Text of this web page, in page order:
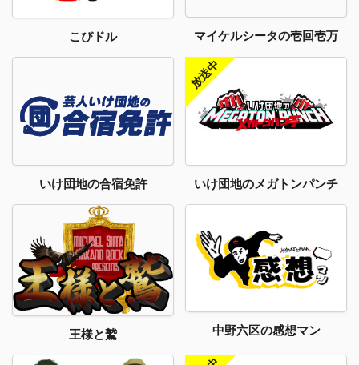
こびドル マイケルシータの壱回壱万
いけ団地の合宿免許 いけ団地のメガトンパンチ
王様と鷲 中野六区の感想マン